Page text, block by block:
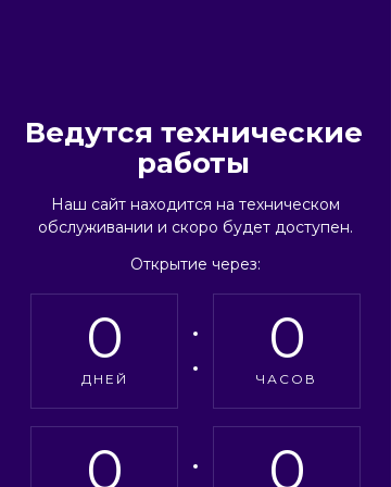
Ведутся технические
работы
Наш сайт находится на техническом
обслуживании и скоро будет доступен.
Открытие через:
0
ДНЕЙ
0
ЧАСОВ
0 0